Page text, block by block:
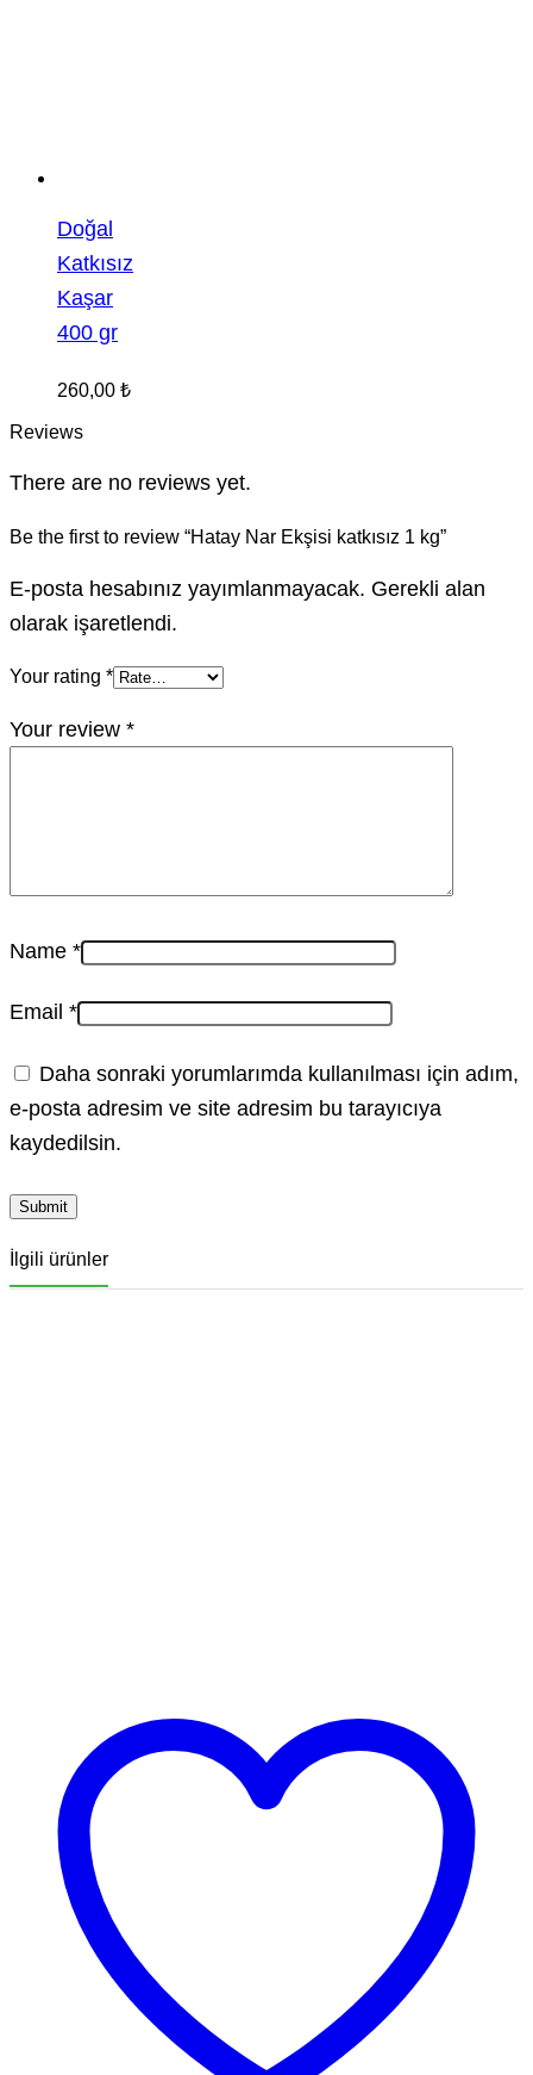
Doğal
Katkısız
Kaşar
400 gr
260,00 ₺
Reviews
There are no reviews yet.
Be the first to review “Hatay Nar Ekşisi katkısız 1 kg”
E-posta hesabınız yayımlanmayacak. Gerekli alan
olarak işaretlendi.
Your rating *
Your review *
Name *
Email *
Daha sonraki yorumlarımda kullanılması için adım,
e-posta adresim ve site adresim bu tarayıcıya
kaydedilsin.
İlgili ürünler